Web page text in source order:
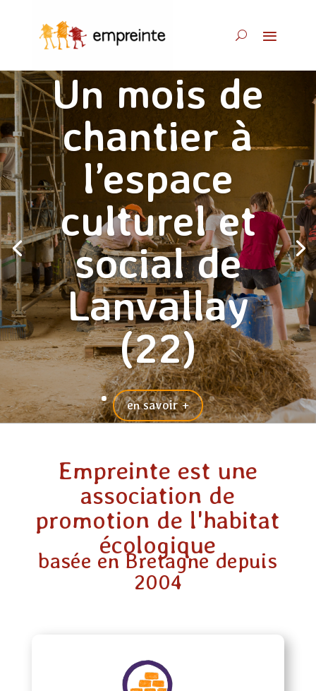
Un mois de
chantier à
l’espace
culturel et
social de
Lanvallay
(22)
en savoir +
Empreinte est une
association de
promotion de l'habitat
écologique
basée en Bretagne depuis
2004